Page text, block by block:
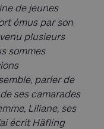
de jeunes
émus par son
plusieurs
sommes
parler de
ses camarades
Liliane, ses
écrit Häfling